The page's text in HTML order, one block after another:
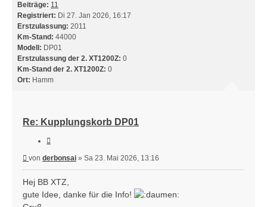
Beiträge: 11
Registriert: Di 27. Jan 2026, 16:17
Erstzulassung: 2011
Km-Stand: 44000
Modell: DP01
Erstzulassung der 2. XT1200Z: 0
Km-Stand der 2. XT1200Z: 0
Ort: Hamm
Re: Kupplungskorb DP01
Beitrag
von derbonsai » Sa 23. Mai 2026, 13:16
Hej BB XTZ,
gute Idee, danke für die Info!